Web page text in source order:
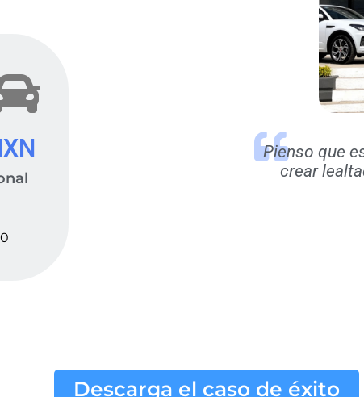
Pienso que
crear
Descarga el caso de éxito